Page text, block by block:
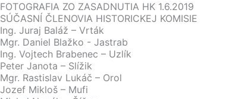
FOTOGRAFIA ZO ZASADNUTIA HK 1.6.2019
SÚČASNÍ ČLENOVIA HISTORICKEJ KOMISIE
Ing. Juraj Baláž – Vrták
Mgr. Daniel Blažko - Jastrab
Ing. Vojtech Brabenec – Uzlík
Peter Janota – Slížik
Mgr. Rastislav Lukáč – Orol
Jozef Mikloš – Mufi